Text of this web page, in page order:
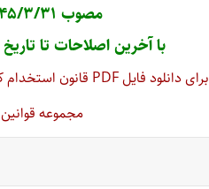
مصوب ۱۳۴۵/۳/۳۱
با آخرین اصلاحات تا تاریخ ۱۳۷۱/۰۳/۰۳
برای دانلود فایل PDF‌ قانون استخدام کشوری اینجا کلیک کنید
مجموعه قوانین